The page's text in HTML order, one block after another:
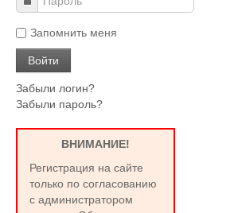
Запомнить меня
Забыли логин?
Забыли пароль?
ВНИМАНИЕ!
Регистрация на сайте
только по согласованию
с администратором